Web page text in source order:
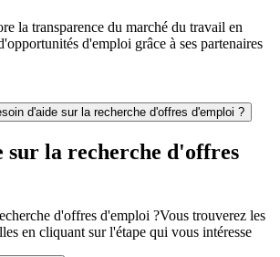
la transparence du marché du travail en
d'emploi grâce à ses partenaires
d'aide sur la recherche d'offres d'emploi ?
sur la recherche d'offres
d'offres d'emploi ?Vous trouverez les
en cliquant sur l'étape qui vous intéresse